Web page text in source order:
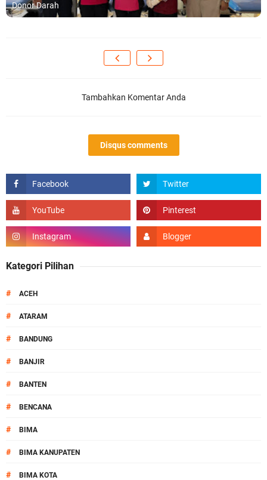
Donor Darah
Tambahkan Komentar Anda
Disqus comments
Kategori Pilihan
# ACEH
# ATARAM
# BANDUNG
# BANJIR
# BANTEN
# BENCANA
# BIMA
# BIMA KANUPATEN
# BIMA KOTA